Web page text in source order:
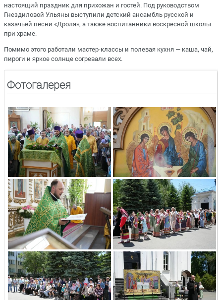
настоящий праздник для прихожан и гостей. Под руководством
Гнездиловой Ульяны выступили детский ансамбль русской и
казачьей песни «Дроля», а также воспитанники воскресной школы
при храме.
Помимо этого работали мастер-классы и полевая кухня — каша, чай,
пироги и яркое солнце согревали всех.
Фотогалерея